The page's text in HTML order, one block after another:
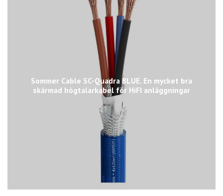
Sommer Cable SC-Quadra BLUE. En mycket bra
skärmad högtalarkabel för HiFI anläggningar